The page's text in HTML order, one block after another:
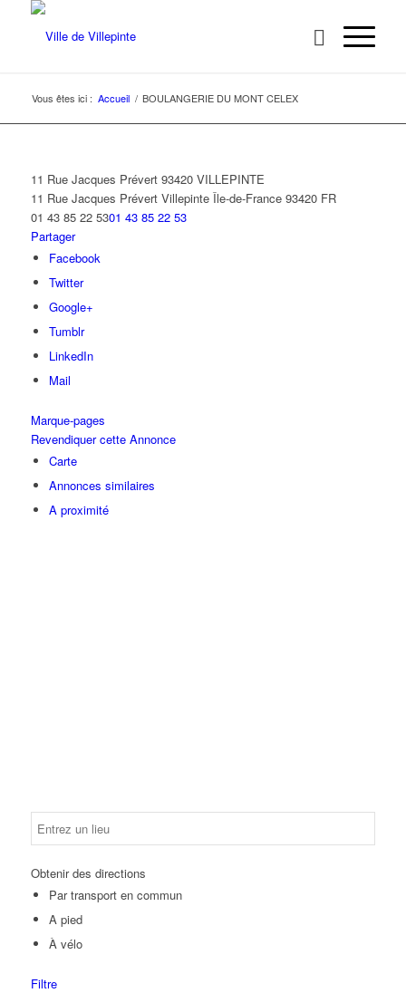
Vous êtes ici : Accueil / BOULANGERIE DU MONT CELEX
11 Rue Jacques Prévert 93420 VILLEPINTE
11 Rue Jacques Prévert Villepinte Île-de-France 93420 FR
01 43 85 22 5301 43 85 22 53
Partager
Facebook
Twitter
Google+
Tumblr
LinkedIn
Mail
Marque-pages
Revendiquer cette Annonce
Carte
Annonces similaires
A proximité
Obtenir des directions
Par transport en commun
A pied
À vélo
Filtre